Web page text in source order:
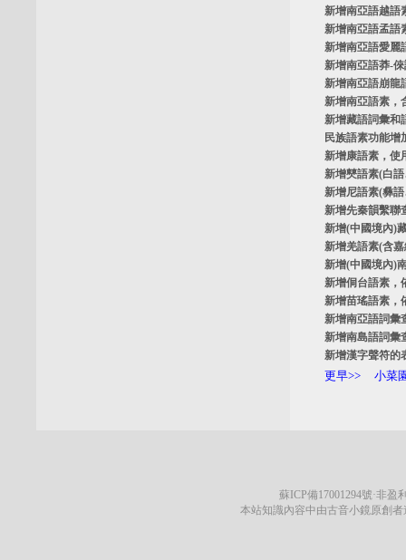
新增南亞語越語
新增南亞語孟語
新增南亞語愛麗
新增南亞語莽-倈
新增南亞語崩龍
新增南亞語素，
新增藏語詞彙和
民族語素功能
新增康語素，使
新增僰語素(白
新增尼語素(彝
新增先秦韻繫聯
新增(中國境內)
新增羌語素(含
新增(中國境內)
新增侗台語素，
新增苗瑤語素，
新增南亞語詞彙
新增南島語詞彙
新增漢字聲符的
更早>> 小菜
蘇ICP備17001294號·非盈
本站知識內容中由古音小鏡原創